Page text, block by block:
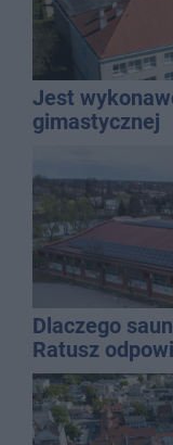
Jest
gimastycznej
Dlaczego
Ratusz